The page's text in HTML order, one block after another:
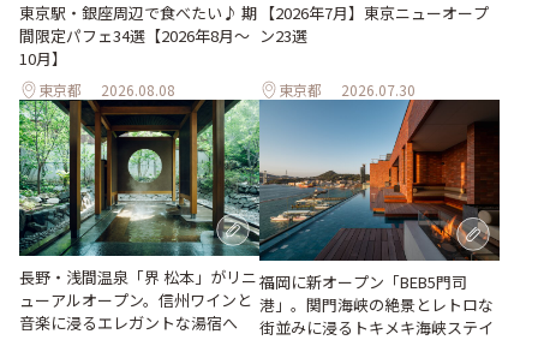
東京駅・銀座周辺で食べたい♪ 期
間限定パフェ34選【2026年8月～
10月】
東京都 2026.08.08
【2026年7月】東京ニューオープ
ン23選
東京都 2026.07.30
長野・浅間温泉「界 松本」がリニ
ューアルオープン。信州ワインと
音楽に浸るエレガントな湯宿へ
福岡に新オープン「BEB5門司
港」。関門海峡の絶景とレトロな
街並みに浸るトキメキ海峡ステイ